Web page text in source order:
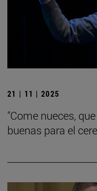
21 | 11 | 2025
"Come nueces,
buenas para el